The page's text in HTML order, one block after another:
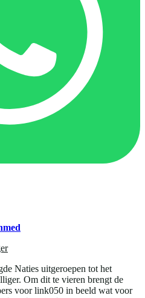
Naties uitgeroepen tot het
Om dit te vieren brengt de
voor link050 in beeld wat voor